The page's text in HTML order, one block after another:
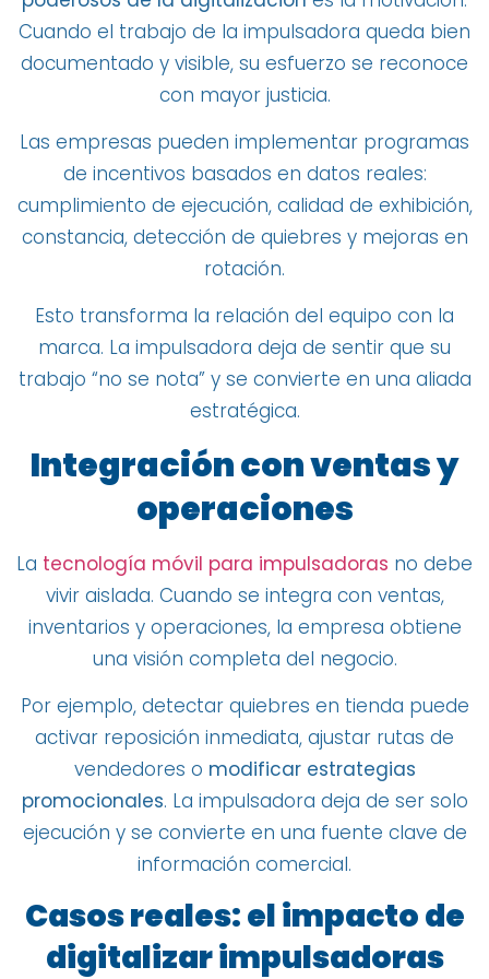
Cuando el trabajo de la impulsadora queda bien
documentado y visible, su esfuerzo se reconoce
con mayor justicia.
Las empresas pueden implementar programas
de incentivos basados en datos reales:
cumplimiento de ejecución, calidad de exhibición,
constancia, detección de quiebres y mejoras en
rotación.
Esto transforma la relación del equipo con la
marca. La impulsadora deja de sentir que su
trabajo “no se nota” y se convierte en una aliada
estratégica.
Integración con ventas y
operaciones
La tecnología móvil para impulsadoras no debe
vivir aislada. Cuando se integra con ventas,
inventarios y operaciones, la empresa obtiene
una visión completa del negocio.
Por ejemplo, detectar quiebres en tienda puede
activar reposición inmediata, ajustar rutas de
vendedores o modificar estrategias
promocionales. La impulsadora deja de ser solo
ejecución y se convierte en una fuente clave de
información comercial.
Casos reales: el impacto de
digitalizar impulsadoras